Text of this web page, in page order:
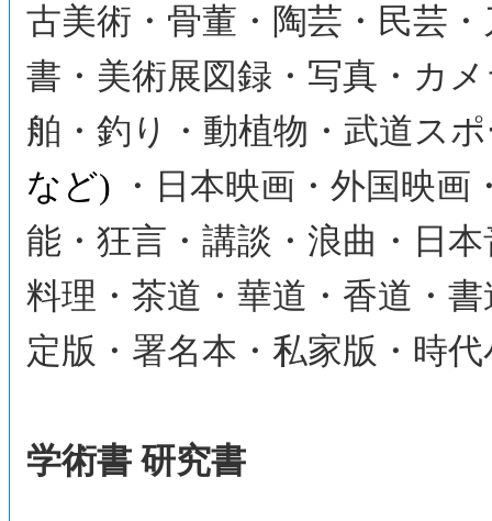
古美術・骨董・陶芸・民芸
書・美術展図録・写真・カ
舶・釣り・動植物・武道ス
など)
・日本映画・外国映
能・狂言・講談・浪曲・日
料理・茶道・華道・香道・
定版・署名本・私家版・時
学術書 研究書